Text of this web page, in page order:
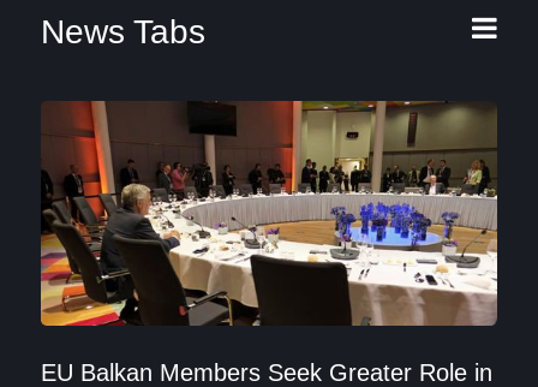
News Tabs
EU Balkan Members Seek Greater Role in